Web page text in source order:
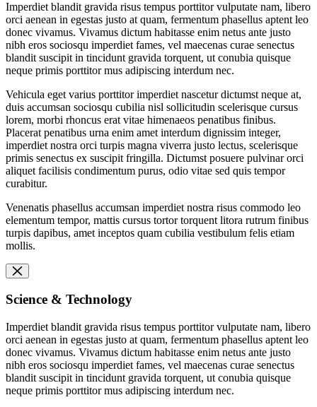
Imperdiet blandit gravida risus tempus porttitor vulputate nam, libero
orci aenean in egestas justo at quam, fermentum phasellus aptent leo
donec vivamus. Vivamus dictum habitasse enim netus ante justo
nibh eros sociosqu imperdiet fames, vel maecenas curae senectus
blandit suscipit in tincidunt gravida torquent, ut conubia quisque
neque primis porttitor mus adipiscing interdum nec.
Vehicula eget varius porttitor imperdiet nascetur dictumst neque at,
duis accumsan sociosqu cubilia nisl sollicitudin scelerisque cursus
lorem, morbi rhoncus erat vitae himenaeos penatibus finibus.
Placerat penatibus urna enim amet interdum dignissim integer,
imperdiet nostra orci turpis magna viverra justo lectus, scelerisque
primis senectus ex suscipit fringilla. Dictumst posuere pulvinar orci
aliquet facilisis condimentum purus, odio vitae sed quis tempor
curabitur.
Venenatis phasellus accumsan imperdiet nostra risus commodo leo
elementum tempor, mattis cursus tortor torquent litora rutrum finibus
turpis dapibus, amet inceptos quam cubilia vestibulum felis etiam
mollis.
Science & Technology
Imperdiet blandit gravida risus tempus porttitor vulputate nam, libero
orci aenean in egestas justo at quam, fermentum phasellus aptent leo
donec vivamus. Vivamus dictum habitasse enim netus ante justo
nibh eros sociosqu imperdiet fames, vel maecenas curae senectus
blandit suscipit in tincidunt gravida torquent, ut conubia quisque
neque primis porttitor mus adipiscing interdum nec.